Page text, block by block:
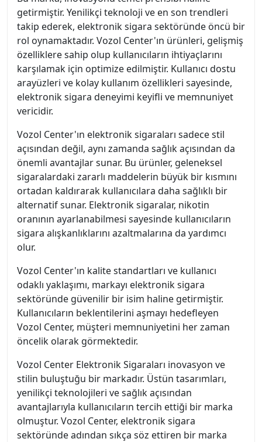
getirmiştir. Yenilikçi teknoloji ve en son trendleri
takip ederek, elektronik sigara sektöründe öncü bir
rol oynamaktadır. Vozol Center'ın ürünleri, gelişmiş
özelliklere sahip olup kullanıcıların ihtiyaçlarını
karşılamak için optimize edilmiştir. Kullanıcı dostu
arayüzleri ve kolay kullanım özellikleri sayesinde,
elektronik sigara deneyimi keyifli ve memnuniyet
vericidir.
Vozol Center'ın elektronik sigaraları sadece stil
açısından değil, aynı zamanda sağlık açısından da
önemli avantajlar sunar. Bu ürünler, geleneksel
sigaralardaki zararlı maddelerin büyük bir kısmını
ortadan kaldırarak kullanıcılara daha sağlıklı bir
alternatif sunar. Elektronik sigaralar, nikotin
oranının ayarlanabilmesi sayesinde kullanıcıların
sigara alışkanlıklarını azaltmalarına da yardımcı
olur.
Vozol Center'ın kalite standartları ve kullanıcı
odaklı yaklaşımı, markayı elektronik sigara
sektöründe güvenilir bir isim haline getirmiştir.
Kullanıcıların beklentilerini aşmayı hedefleyen
Vozol Center, müşteri memnuniyetini her zaman
öncelik olarak görmektedir.
Vozol Center Elektronik Sigaraları inovasyon ve
stilin buluştuğu bir markadır. Üstün tasarımları,
yenilikçi teknolojileri ve sağlık açısından
avantajlarıyla kullanıcıların tercih ettiği bir marka
olmuştur. Vozol Center, elektronik sigara
sektöründe adından sıkça söz ettiren bir marka